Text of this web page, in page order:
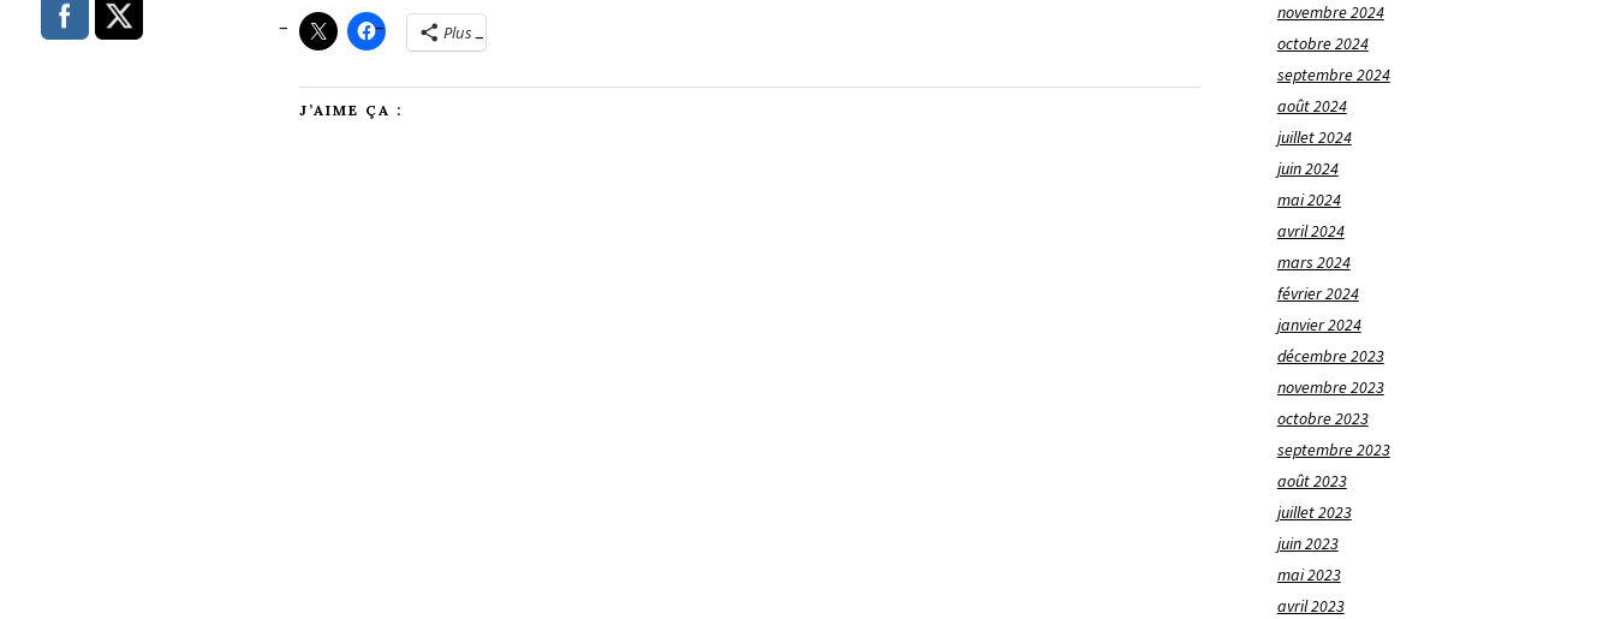
Plus
J’AIME ÇA :
novembre 2024
octobre 2024
septembre 2024
août 2024
juillet 2024
juin 2024
mai 2024
avril 2024
mars 2024
février 2024
janvier 2024
décembre 2023
novembre 2023
octobre 2023
septembre 2023
août 2023
juillet 2023
juin 2023
mai 2023
avril 2023